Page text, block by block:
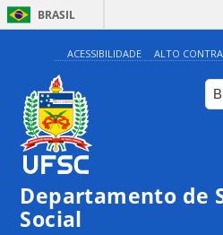
BRASIL
ACESSIBILIDADE ALTO
Departamento de
Social